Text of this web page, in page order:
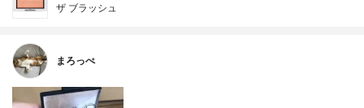
ザ ブラッシュ
まろっぺ